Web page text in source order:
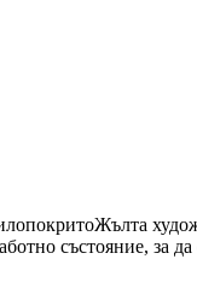
покритоЖълта
състояние, за